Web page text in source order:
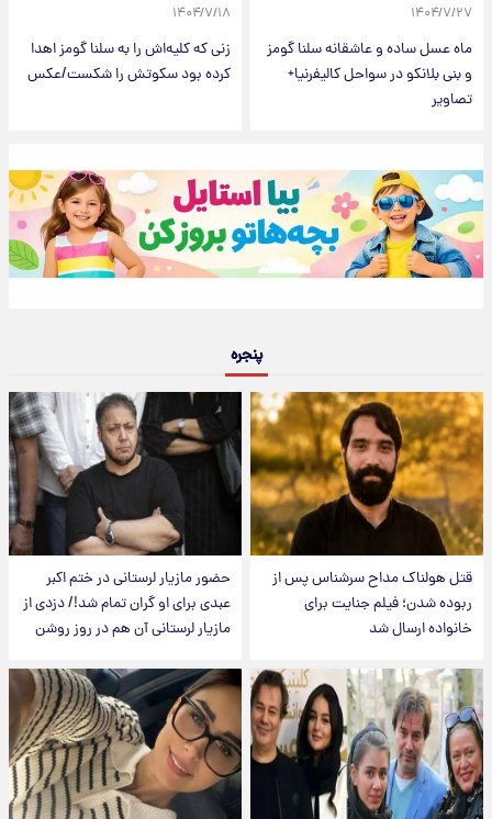
۱۴۰۴/۷/۲۷
ماه عسل ساده و عاشقانه سلنا گومز
و بنی بلانکو در سواحل کالیفرنیا+
تصاویر
۱۴۰۴/۷/۱۸
زنی که کلیه‌اش را به سلنا گومز اهدا
کرده بود سکوتش را شکست/عکس
پنجره
قتل هولناک مداح سرشناس پس از
ربوده شدن؛ فیلم جنایت برای
خانواده ارسال شد
حضور مازیار لرستانی در ختم اکبر
عبدی برای او گران تمام شد!/ دزدی از
مازیار لرستانی آن هم در روز روشن